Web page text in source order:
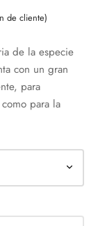
de 5 en base a
de cliente)
de la especie
con un gran
para
para la